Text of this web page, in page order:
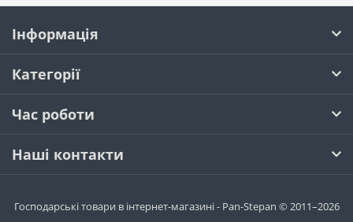
Інформація
Категорії
Час роботи
Наші контакти
Господарські товари в інтернет-магазині - Pan-Stepan © 2011–2026